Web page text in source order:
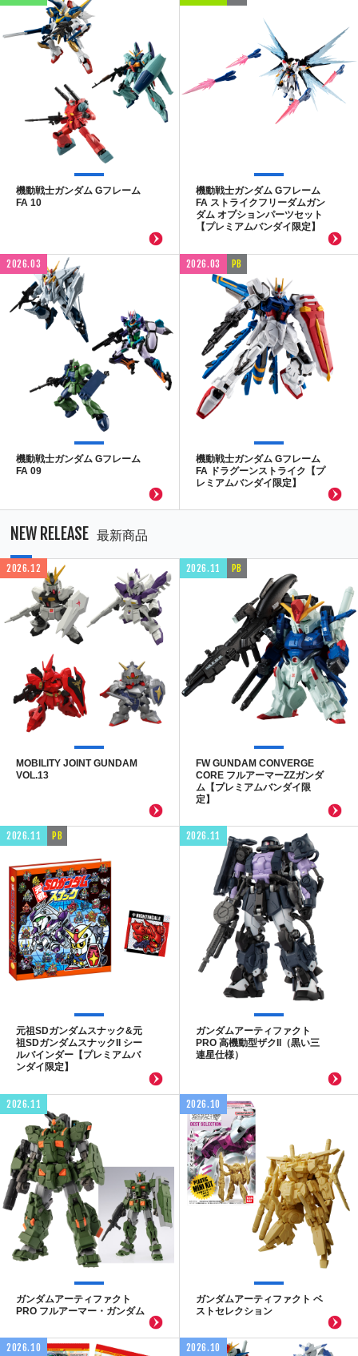
機動戦士ガンダム Gフレーム
FA 10
機動戦士ガンダム Gフレーム
FA ストライクフリーダムガン
ダム オプションパーツセット
【プレミアムバンダイ限定】
2026.03
機動戦士ガンダム Gフレーム
FA 09
2026.03 PB
機動戦士ガンダム Gフレーム
FA ドラグーンストライク【プ
レミアムバンダイ限定】
NEW RELEASE 最新商品
2026.12
MOBILITY JOINT GUNDAM
VOL.13
2026.11 PB
FW GUNDAM CONVERGE
CORE フルアーマーZZガンダ
ム【プレミアムバンダイ限
定】
2026.11 PB
元祖SDガンダムスナック&元
祖SDガンダムスナックII シー
ルバインダー【プレミアムバ
ンダイ限定】
2026.11
ガンダムアーティファクト
PRO 高機動型ザクII（黒い三
連星仕様）
2026.11
ガンダムアーティファクト
PRO フルアーマー・ガンダム
2026.10
ガンダムアーティファクト ベ
ストセレクション
2026.10 2026.10